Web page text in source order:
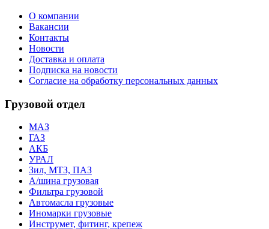
О компании
Вакансии
Контакты
Новости
Доставка и оплата
Подписка на новости
Согласие на обработку персональных данных
Грузовой отдел
МАЗ
ГАЗ
АКБ
УРАЛ
Зил, МТЗ, ПАЗ
А/шина грузовая
Фильтра грузовой
Автомасла грузовые
Иномарки грузовые
Инструмет, фитинг, крепеж